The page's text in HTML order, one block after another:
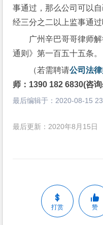
事通过，那么公司可以
经三分之二以上监事通过
广州辛巴哥哥律师
通则》第一百五十五条。
（若需聘请公司法
师：1390 182 6830(咨
最后编辑于： 2020-08-15
最后更新：2020年8月15日
打赏 赞